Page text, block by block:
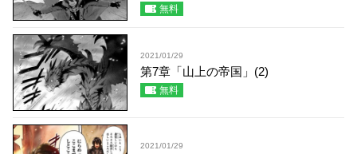
無料
2021/01/29
第7章「山上の帝国」(2)
無料
2021/01/29